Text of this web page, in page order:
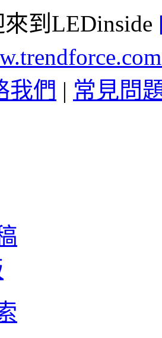
到LEDinside
我們 | 常見問